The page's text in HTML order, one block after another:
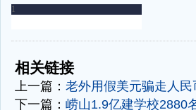
-
相关链接
上一篇： 老外用假美元骗走人民
下一篇： 崂山1.9亿建学校2880